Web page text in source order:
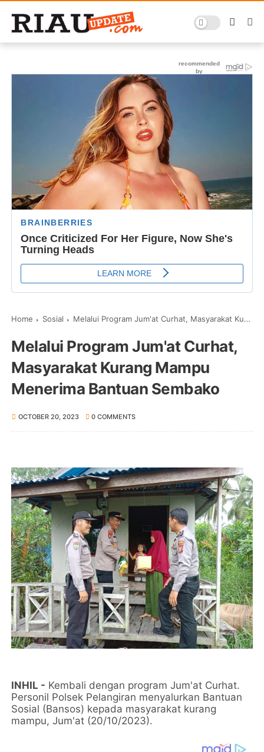
Home Sosial Melalui Program Jum'at Curhat, Masyarakat Kurang Mampu Menerima Bantuan Sembako
Melalui Program Jum'at Curhat,
Masyarakat Kurang Mampu
Menerima Bantuan Sembako
OCTOBER 20, 2023 0 COMMENTS
INHIL - Kembali dengan program Jum'at Curhat.
Personil Polsek Pelangiran menyalurkan Bantuan
Sosial (Bansos) kepada masyarakat kurang
mampu, Jum'at (20/10/2023).